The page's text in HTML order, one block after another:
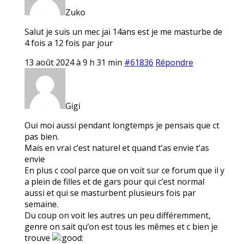
Zuko
Salut je suis un mec jai 14ans est je me masturbe de
4 fois a 12 fois par jour
13 août 2024 à 9 h 31 min #61836 Répondre
Gigi
Oui moi aussi pendant longtemps je pensais que ct
pas bien.
Mais en vrai c’est naturel et quand t’as envie t’as
envie
En plus c cool parce que on voit sur ce forum que il y
a plein de filles et de gars pour qui c’est normal
aussi et qui se masturbent plusieurs fois par
semaine.
Du coup on voit les autres un peu différemment,
genre on sait qu’on est tous les mêmes et c bien je
trouve